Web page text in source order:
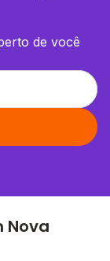
de você
Nova